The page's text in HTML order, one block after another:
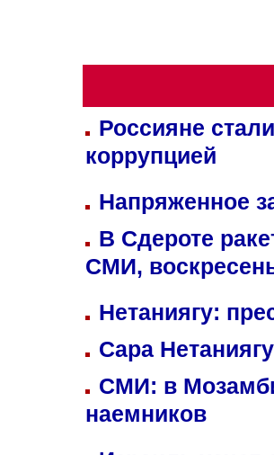
Россияне
коррупцией
Напряженное
В Сдероте
СМИ,
Нетаниягу:
Сара
СМИ: в
наемников